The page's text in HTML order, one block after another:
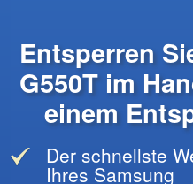
Entsperren
G550T im
einem
Der schnellste
Ihres Samsung